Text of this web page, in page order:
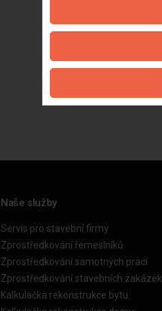
Naše služby
Servis pro stavební firmy
Zprostředkování řemeslníků
Zprostředkování samotných prací
Zprostředkování stavebních zakázek
Kalkulačka rekonstrukce bytu